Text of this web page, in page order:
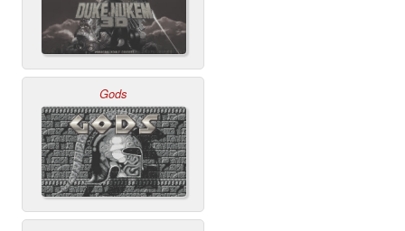
Gods